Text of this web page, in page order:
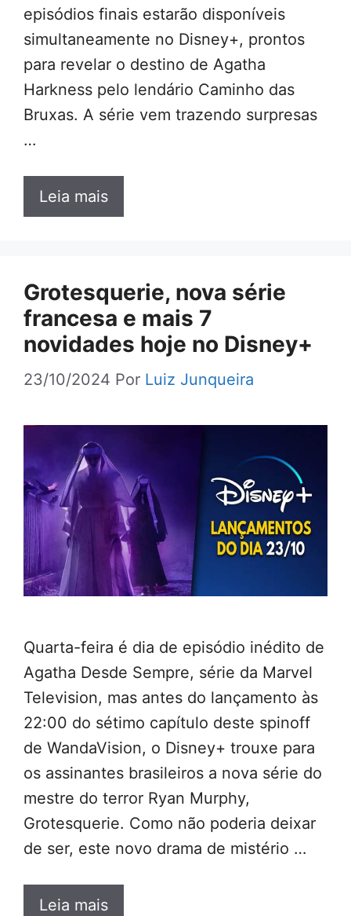
episódios finais estarão disponíveis
simultaneamente no Disney+, prontos
para revelar o destino de Agatha
Harkness pelo lendário Caminho das
Bruxas. A série vem trazendo surpresas
…
Leia mais
Grotesquerie, nova série
francesa e mais 7
novidades hoje no Disney+
23/10/2024 Por Luiz Junqueira
Quarta-feira é dia de episódio inédito de
Agatha Desde Sempre, série da Marvel
Television, mas antes do lançamento às
22:00 do sétimo capítulo deste spinoff
de WandaVision, o Disney+ trouxe para
os assinantes brasileiros a nova série do
mestre do terror Ryan Murphy,
Grotesquerie. Como não poderia deixar
de ser, este novo drama de mistério …
Leia mais